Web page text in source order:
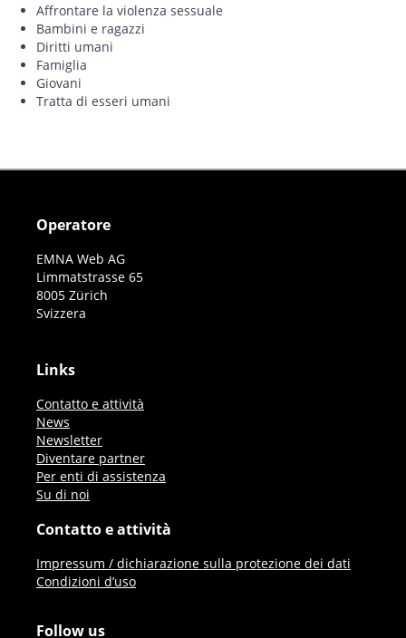
Affrontare la violenza sessuale
Bambini e ragazzi
Diritti umani
Famiglia
Giovani
Tratta di esseri umani
Operatore
EMNA Web AG
Limmatstrasse 65
8005 Zürich
Svizzera
Links
Contatto e attività
News
Newsletter
Diventare partner
Per enti di assistenza
Su di noi
Contatto e attività
Impressum / dichiarazione sulla protezione dei dati
Condizioni d’uso
Follow us